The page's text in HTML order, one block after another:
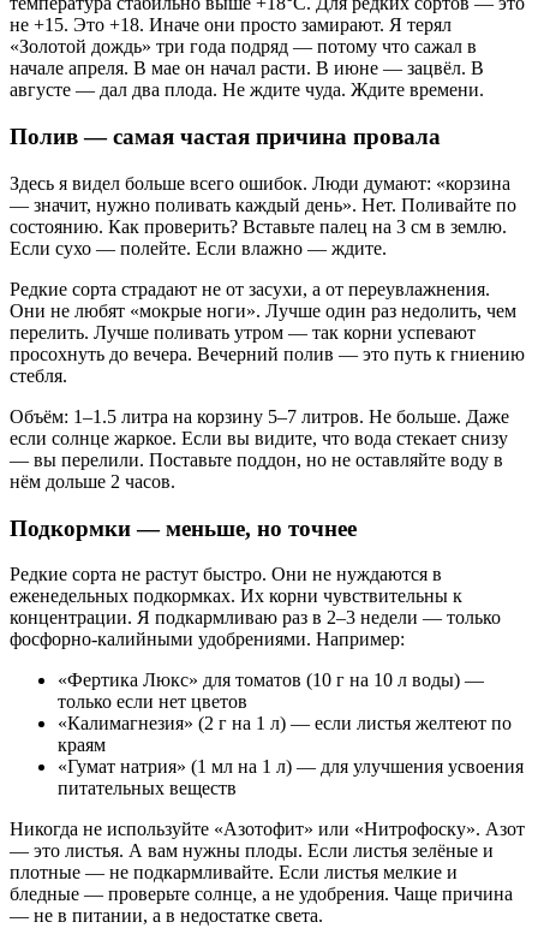
не +15. Это +18. Иначе они просто замирают. Я терял
«Золотой дождь» три года подряд — потому что сажал в
начале апреля. В мае он начал расти. В июне — зацвёл. В
августе — дал два плода. Не ждите чуда. Ждите времени.
Полив — самая частая причина провала
Здесь я видел больше всего ошибок. Люди думают: «корзина
— значит, нужно поливать каждый день». Нет. Поливайте по
состоянию. Как проверить? Вставьте палец на 3 см в землю.
Если сухо — полейте. Если влажно — ждите.
Редкие сорта страдают не от засухи, а от переувлажнения.
Они не любят «мокрые ноги». Лучше один раз недолить, чем
перелить. Лучше поливать утром — так корни успевают
просохнуть до вечера. Вечерний полив — это путь к гниению
стебля.
Объём: 1–1.5 литра на корзину 5–7 литров. Не больше. Даже
если солнце жаркое. Если вы видите, что вода стекает снизу
— вы перелили. Поставьте поддон, но не оставляйте воду в
нём дольше 2 часов.
Подкормки — меньше, но точнее
Редкие сорта не растут быстро. Они не нуждаются в
еженедельных подкормках. Их корни чувствительны к
концентрации. Я подкармливаю раз в 2–3 недели — только
фосфорно-калийными удобрениями. Например:
«Фертика Люкс» для томатов (10 г на 10 л воды) —
только если нет цветов
«Калимагнезия» (2 г на 1 л) — если листья желтеют по
краям
«Гумат натрия» (1 мл на 1 л) — для улучшения усвоения
питательных веществ
Никогда не используйте «Азотофит» или «Нитрофоску». Азот
— это листья. А вам нужны плоды. Если листья зелёные и
плотные — не подкармливайте. Если листья мелкие и
бледные — проверьте солнце, а не удобрения. Чаще причина
— не в питании, а в недостатке света.